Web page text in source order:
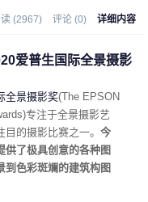
(2967) 评论 (0) 详细内容
爱普生国际全景摄影
全景摄影奖(The EPSON
专注于全景摄影艺
的摄影比赛之一。 今
供了极具创意的各种图
到色彩斑斓的建筑构图